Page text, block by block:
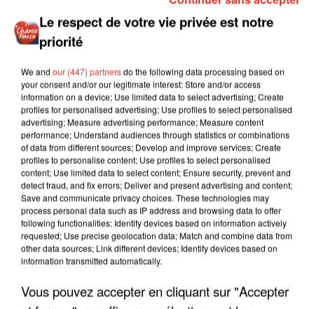
LES INTERVIEWS CHANTE
Voir plus
Le respect de votre vie privée est notre
priorité
We and our (447) partnersdo the following data processing based on
your consent and/or our legitimate interest: Store and/or access
information on a device; Use limited data to select advertising; Create
profiles for personalised advertising; Use profiles to select personalised
advertising; Measure advertising performance; Measure content
performance; Understand audiences through statistics or combinations
of data from different sources; Develop and improve services; Create
profiles to personalise content; Use profiles to select personalised
content; Use limited data to select content; Ensure security, prevent and
detect fraud, and fix errors; Deliver and present advertising and content;
Save and communicate privacy choices. These technologies may
process personal data such as IP address and browsing data to offer
following functionalities: Identify devices based on information actively
requested; Use precise geolocation data; Match and combine data from
other data sources; Link different devices; Identify devices based on
information transmitted automatically.
Vous pouvez accepter en cliquant sur "Accepter